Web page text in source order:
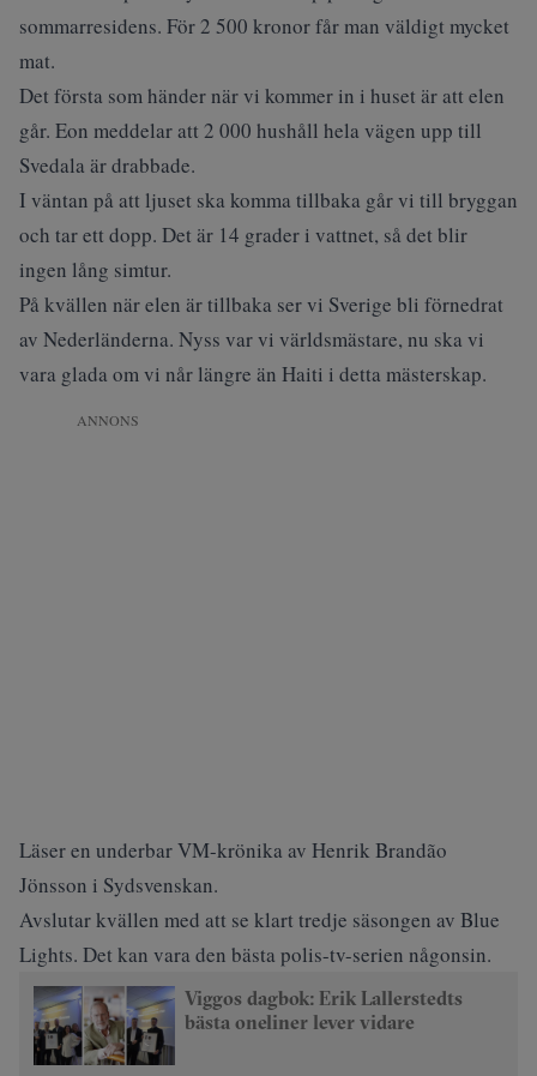
sommarresidens. För 2 500 kronor får man väldigt mycket
mat.
Det första som händer när vi kommer in i huset är att elen
går. Eon meddelar att 2 000 hushåll hela vägen upp till
Svedala är drabbade.
I väntan på att ljuset ska komma tillbaka går vi till bryggan
och tar ett dopp. Det är 14 grader i vattnet, så det blir
ingen lång simtur.
På kvällen när elen är tillbaka ser vi Sverige bli förnedrat
av Nederländerna. Nyss var vi världsmästare, nu ska vi
vara glada om vi når längre än Haiti i detta mästerskap.
ANNONS
Läser en underbarVM-krönika av Henrik Brandão
Jönsson i Sydsvenskan.
Avslutar kvällen med att se klart tredje säsongen av Blue
Lights. Det kan vara den bästa polis-tv-serien någonsin.
Viggos dagbok: Erik Lallerstedts
bästa oneliner lever vidare